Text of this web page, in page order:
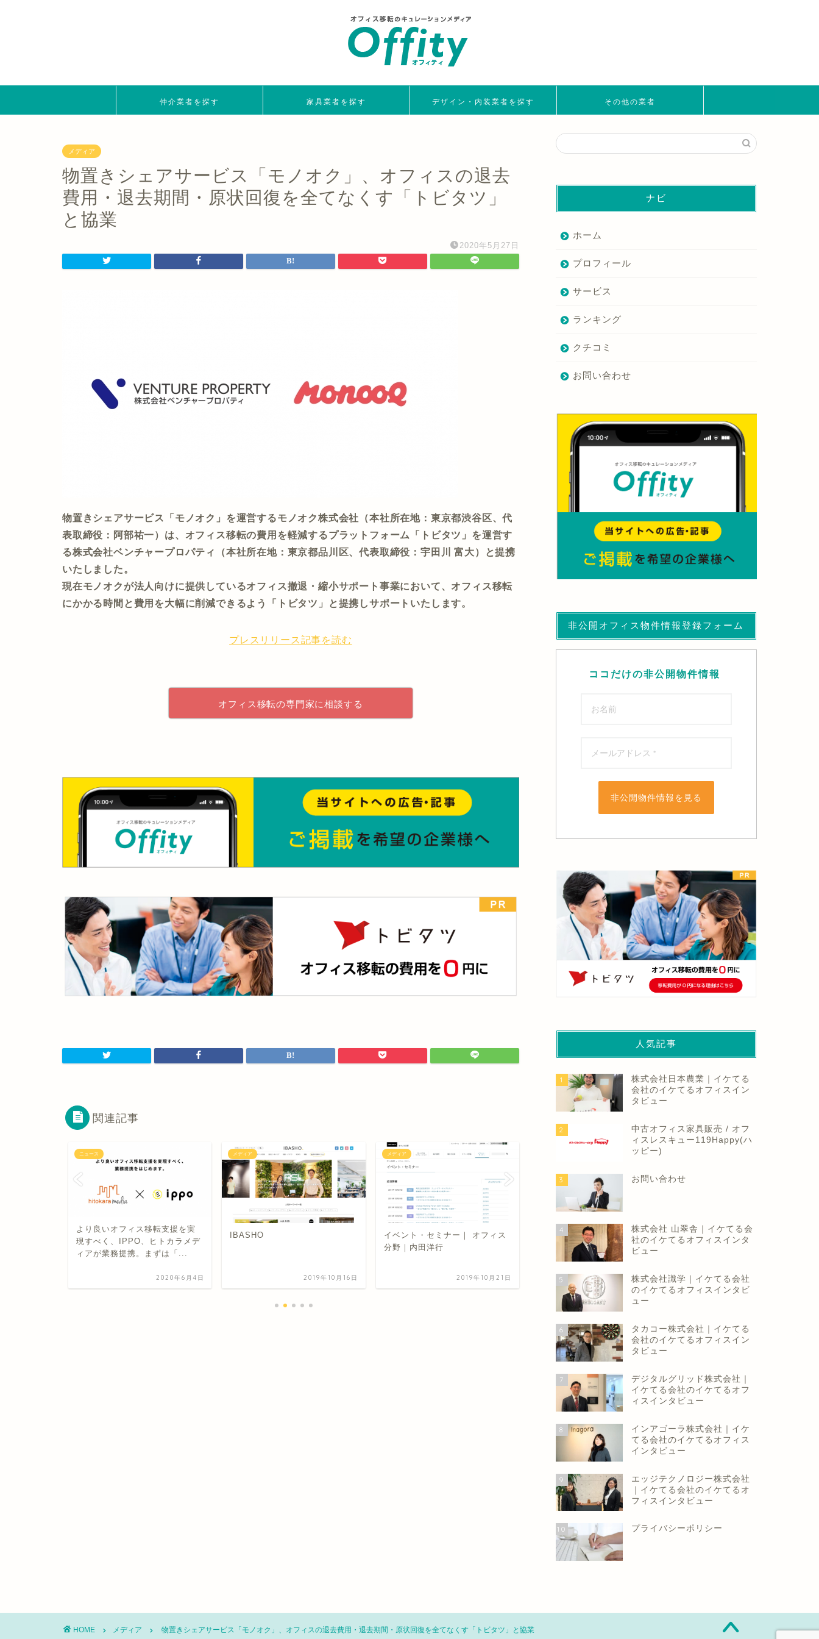
仲介業者を探す 家具業者を探す デザイン・内装業者を探す その他の業者
メディア
物置きシェアサービス「モノオク」、オフィスの退去
費用・退去期間・原状回復を全てなくす「トビタツ」
と協業
2020年5月27日
物置きシェアサービス「モノオク」を運営するモノオク株式会社（本社所在地：東京都渋谷区、代
表取締役：阿部祐一）は、オフィス移転の費用を軽減するプラットフォーム「トビタツ」を運営す
る株式会社ベンチャープロパティ（本社所在地：東京都品川区、代表取締役：宇田川 富大）と提携
いたしました。
現在モノオクが法人向けに提供しているオフィス撤退・縮小サポート事業において、オフィス移転
にかかる時間と費用を大幅に削減できるよう「トビタツ」と提携しサポートいたします。
プレスリリース記事を読む
オフィス移転の専門家に相談する
関連記事
ニュース
より良いオフィス移転支援を実
現すべく、IPPO、ヒトカラメデ
ィアが業務提携。まずは「...
2020年6月4日
メディア
IBASHO
2019年10月16日
メディア
イベント・セミナー｜ オフィス
分野｜内田洋行
2019年10月21日
オフィス市場への長期的な影響
｜新型コロナウィルス
2020年4月15日
Worker's Resort ～人生の10万
時間をもっと幸せにする～
ナビ
ホーム
プロフィール
サービス
ランキング
クチコミ
お問い合わせ
非公開オフィス物件情報登録フォーム
ココだけの非公開物件情報
非公開物件情報を見る
人気記事
1
株式会社日本農業｜イケてる
会社のイケてるオフィスイン
タビュー
2
中古オフィス家具販売 / オフ
ィスレスキュー119Happy(ハ
ッピー)
3 お問い合わせ
4
株式会社 山翠舎｜イケてる会
社のイケてるオフィスインタ
ビュー
5
株式会社識学｜イケてる会社
のイケてるオフィスインタビ
ュー
6
タカコー株式会社｜イケてる
会社のイケてるオフィスイン
タビュー
7
デジタルグリッド株式会社｜
イケてる会社のイケてるオフ
ィスインタビュー
8
インアゴーラ株式会社｜イケ
てる会社のイケてるオフィス
インタビュー
9
エッジテクノロジー株式会社
｜イケてる会社のイケてるオ
フィスインタビュー
10 プライバシーポリシー
HOME メディア 物置きシェアサービス「モノオク」、オフィスの退去費用・退去期間・原状回復を全てなくす「トビタツ」と協業